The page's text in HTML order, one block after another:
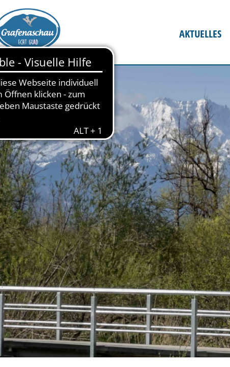
AKTUELLES